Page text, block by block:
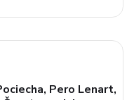
Pero Lenart,